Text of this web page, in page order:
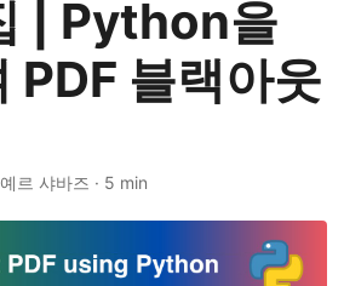
| Python을
PDF 블랙아웃
르 샤바즈 · 5 min